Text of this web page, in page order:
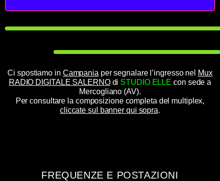
Ci spostiamo in Campania per segnalare l’ingresso nel Mux
RADIO DIGITALE SALERNOdi STUDIO ELLE con sede a
Mercogliano (AV).
Per consultare la composizione completa del multiplex,
cliccate sul banner qui sopra.
FREQUENZE E POSTAZIONI